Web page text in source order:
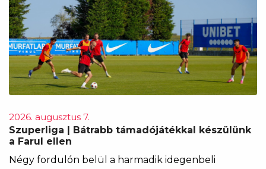
2026. augusztus 7.
Szuperliga | Bátrabb támadójátékkal készülünk
a Farul ellen
Négy fordulón belül a harmadik idegenbeli